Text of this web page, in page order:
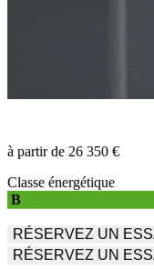
à partir de 26 350 €
Classe énergétique
B
RÉSERVEZ UN
RÉSERVEZ UN